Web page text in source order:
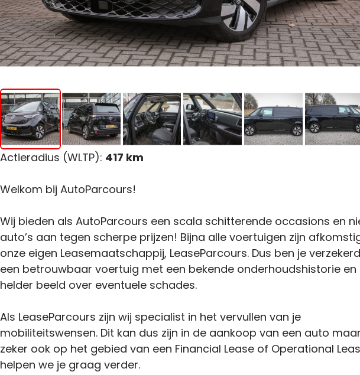
Actieradius (WLTP): 417 km
Welkom bij AutoParcours!
Wij bieden als AutoParcours een scala schitterende occasions en
auto’s aan tegen scherpe prijzen! Bijna alle voertuigen zijn
onze eigen Leasemaatschappij, LeaseParcours. Dus ben je
een betrouwbaar voertuig met een bekende onderhoudshistorie en
helder beeld over eventuele schades.
Als LeaseParcours zijn wij specialist in het vervullen van je
mobiliteitswensen. Dit kan dus zijn in de aankoop van een auto maar
zeker ook op het gebied van een Financial Lease of Operational
helpen we je graag verder.